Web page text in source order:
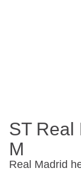
ST Real
M
Real Madrid